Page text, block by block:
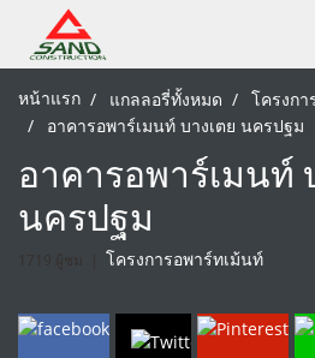
หน้าแรก แกลลอรี่ทั้งหมด
โครงก
อาคารอพาร์เมนท์ บางเตย นครปฐม
อาคารอพาร์เมนท์
นครปฐม
โครงการอพาร์ทเม้นท์